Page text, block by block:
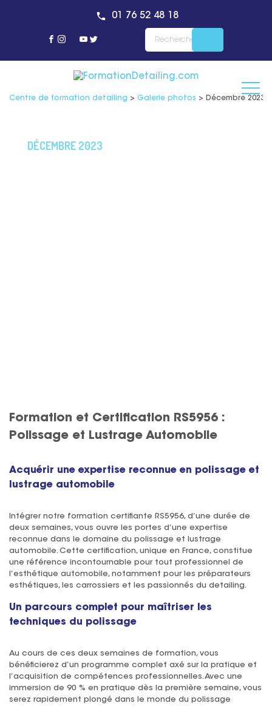
01 76 52 48 18
Centre de formation detailing > Galerie photos > Décembre 2023
DÉCEMBRE 2023
Formation et Certification RS5956 :
Polissage et Lustrage Automobile
Acquérir une expertise reconnue en polissage et
lustrage automobile
Intégrer notre formation certifiante RS5956, d’une durée de
deux semaines, vous ouvre les portes d’une expertise
reconnue dans le domaine du polissage et lustrage
automobile. Cette certification, unique en France, constitue
une référence incontournable pour tout professionnel de
l’esthétique automobile, notamment pour les préparateurs
esthétiques, les carrossiers et les passionnés du detailing.
Un parcours complet pour maîtriser les
techniques du polissage
Au cours de ces deux semaines de formation, vous
bénéficierez d’un programme complet axé sur la pratique et
l’acquisition de compétences professionnelles. Avec une
immersion de 90 % en pratique dès la première semaine, vous
serez rapidement plongé dans le monde du polissage